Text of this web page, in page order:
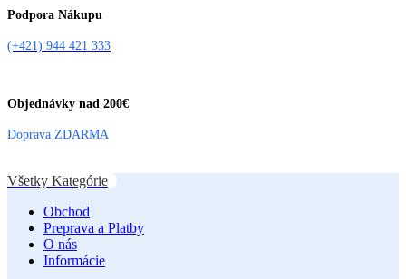
Podpora Nákupu
(+421) 944 421 333
Objednávky nad 200€
Doprava ZDARMA
Všetky Kategórie
Obchod
Preprava a Platby
O nás
Informácie